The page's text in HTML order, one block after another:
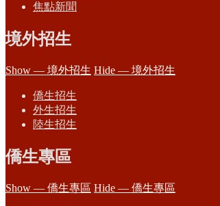
焦點新聞
境外招生
Show — 境外招生 Hide — 境外招生
僑生招生
外生招生
陸生招生
僑生專區
Show — 僑生專區 Hide — 僑生專區